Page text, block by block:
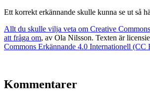
Ett korrekt erkännande skulle kunna se ut så
Allt du skulle vilja veta om Creative
att fråga om, av Ola Nilsson. Texten är
Commons Erkännande 4.0 Internationell (CC
Kommentarer